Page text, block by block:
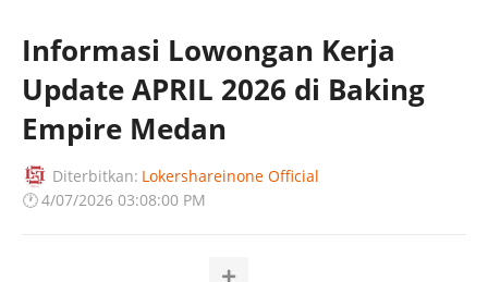
Informasi Lowongan Kerja
Update APRIL 2026 di Baking
Empire Medan
Diterbitkan: Lokershareinone Official
🕐4/07/2026 03:08:00 PM